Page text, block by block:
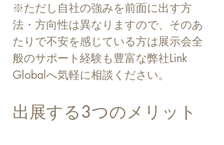
※ただし自社の強みを前面に出す方
法・方向性は異なりますので、そのあ
たりで不安を感じている方は展示会全
般のサポート経験も豊富な弊社Link
Globalへ気軽に相談ください。
出展する3つのメリット